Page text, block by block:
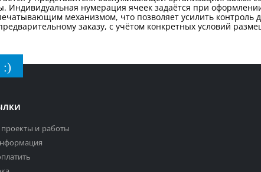
Индивидуальная нумерация ячеек задаётся при
механизмом, что позволяет усилить контроль
заказу, с учётом конкретных условий
:)
и работы